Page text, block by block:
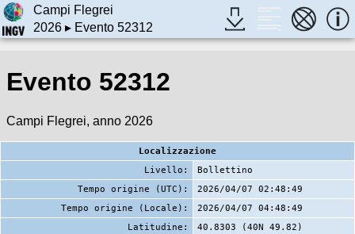
Campi Flegrei
2026▸ Evento 52312
Evento 52312
Campi Flegrei, anno 2026
Localizzazione
Livello:
Bollettino
Tempo origine (UTC):
2026/04/07 02:48:49
Tempo origine (Locale):
2026/04/07 04:48:49
Latitudine:
40.8303 (40N 49.82)